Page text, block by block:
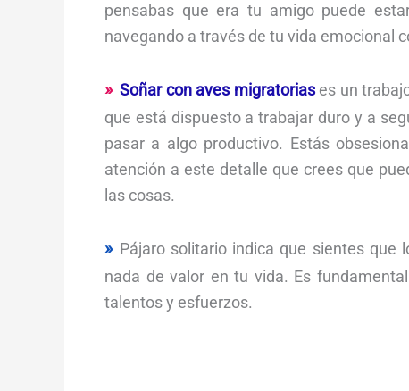
pensabas que era tu amigo puede
navegando a través de tu vida emocional
Soñar con aves migratoriases un
que está dispuesto a trabajar duro y a
pasar a algo productivo. Estás
atención a este detalle que crees que
las cosas.
Pájaro solitario indica que sientes que
nada de valor en tu vida. Es
talentos y esfuerzos.